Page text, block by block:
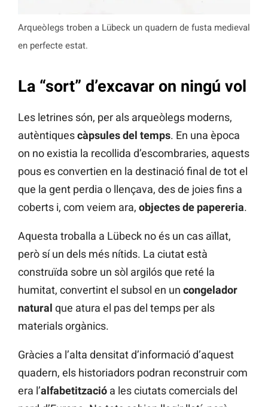
Arqueòlegs troben a Lübeck un quadern de fusta medieval
en perfecte estat.
La “sort” d’excavar on ningú vol
Les letrines són, per als arqueòlegs moderns,
autèntiquescàpsules del temps. En una època
on no existia la recollida d’escombraries, aquests
pous es convertien en la destinació final de tot el
que la gent perdia o llençava, des de joies fins a
coberts i, com veiem ara, objectes de papereria.
Aquesta troballa a Lübeck no és un cas aïllat,
però sí un dels més nítids. La ciutat està
construïda sobre un sòl argilós que reté la
humitat, convertint el subsol en un congelador
natural que atura el pas del temps per als
materials orgànics.
Gràcies a l’alta densitat d’informació d’aquest
quadern, els historiadors podran reconstruir com
era l’alfabetització a les ciutats comercials del